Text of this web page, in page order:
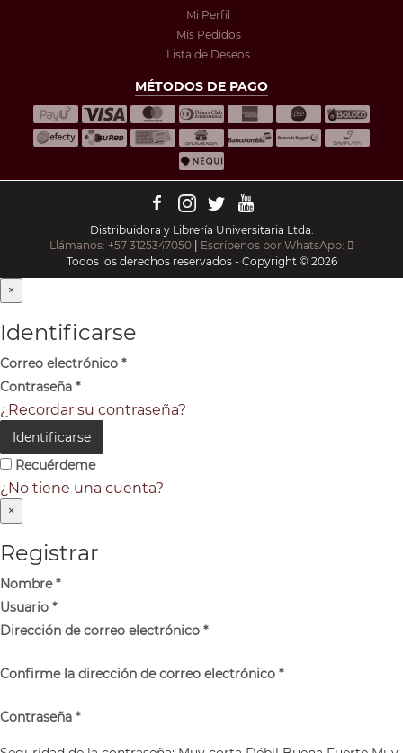
Mi Perfil
Mis Pedidos
Lista de Deseos
MÉTODOS DE PAGO
Distribuidora y Librería Universitaria Ltda.
Llámanos: +57 3125347050
Escríbenos por WhatsApp:
Todos los derechos reservados - Copyright © 2026
×
Identificarse
Correo electrónico *
Contraseña *
¿Recordar su contraseña?
Identificarse
Recuérdeme
¿No tiene una cuenta?
×
Registrar
Nombre*
Usuario *
Dirección de correo electrónico *
Confirme la dirección de correo electrónico *
Contraseña *